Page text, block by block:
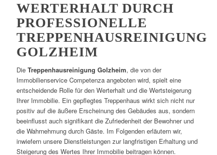
WERTERHALT DURCH
PROFESSIONELLE
TREPPENHAUSREINIGUNG
GOLZHEIM
Die Treppenhausreinigung Golzheim, die von der
Immobilienservice Competenza angeboten wird, spielt eine
entscheidende Rolle für den Werterhalt und die Wertsteigerung
Ihrer Immobilie. Ein gepflegtes Treppenhaus wirkt sich nicht nur
positiv auf die äußere Erscheinung des Gebäudes aus, sondern
beeinflusst auch signifikant die Zufriedenheit der Bewohner und
die Wahrnehmung durch Gäste. Im Folgenden erläutern wir,
inwiefern unsere Dienstleistungen zur langfristigen Erhaltung und
Steigerung des Wertes Ihrer Immobilie beitragen können.